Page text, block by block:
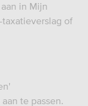
in Mijn
taxatieverslag of
te passen.